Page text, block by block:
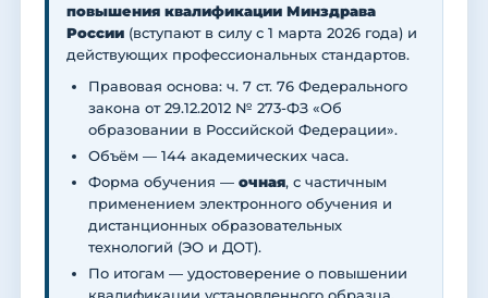
повышения квалификации Минздрава
России (вступают в силу с 1 марта 2026 года) и
действующих профессиональных стандартов.
Правовая основа: ч. 7 ст. 76 Федерального
закона от 29.12.2012 № 273-ФЗ «Об
образовании в Российской Федерации».
Объём — 144 академических часа.
Форма обучения — очная, с частичным
применением электронного обучения и
дистанционных образовательных
технологий (ЭО и ДОТ).
По итогам — удостоверение о повышении